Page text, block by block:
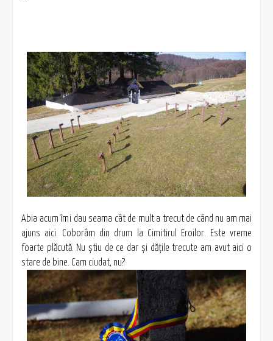
Abia acum îmi dau seama cât de mult a trecut de când nu am mai
ajuns aici. Coborâm din drum la Cimitirul Eroilor. Este vreme
foarte plăcută. Nu ştiu de ce dar şi dăţile trecute am avut aici o
stare de bine. Cam ciudat, nu?